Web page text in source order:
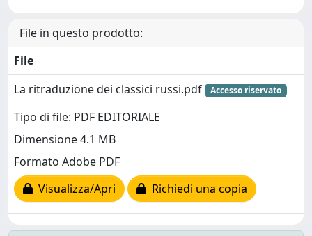
File in questo prodotto:
File
La ritraduzione dei classici russi.pdf
Accesso riservato
Tipo di file: PDF EDITORIALE
Dimensione 4.1 MB
Formato Adobe PDF
Visualizza/Apri
Richiedi una copia